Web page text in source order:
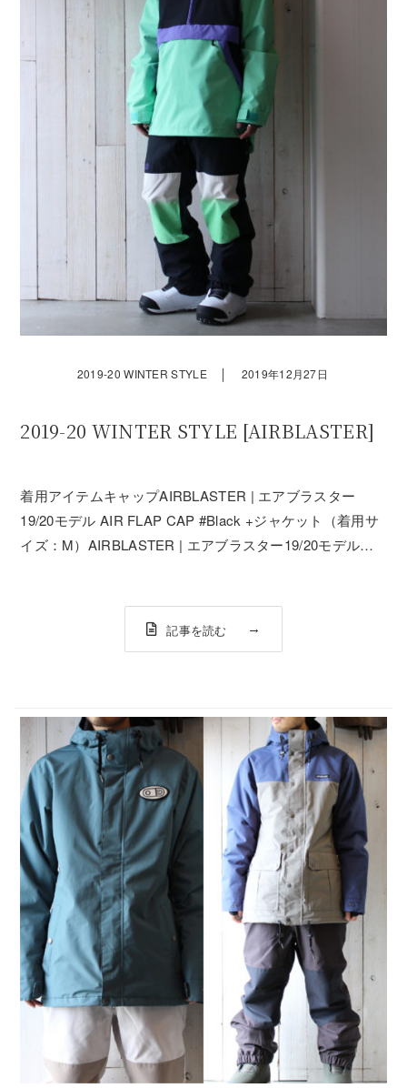
2019-20 WINTER STYLE ｜ 2019年12月27日
2019-20 WINTER STYLE [AIRBLASTER]
着用アイテムキャップAIRBLASTER | エアブラスター
19/20モデル AIR FLAP CAP #Black +ジャケット（着用サ
イズ：M）AIRBLASTER | エアブラスター19/20モデル
記事を読む